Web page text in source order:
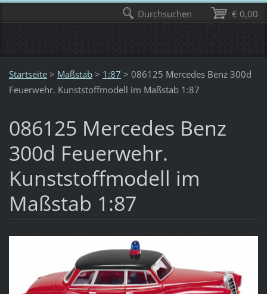
Startseite > Maßstab > 1:87 > 086125 Mercedes Benz 300d
Feuerwehr. Kunststoffmodell im Maßstab 1:87
086125 Mercedes Benz
300d Feuerwehr.
Kunststoffmodell im
Maßstab 1:87
€ 0,00
Durchsuchen